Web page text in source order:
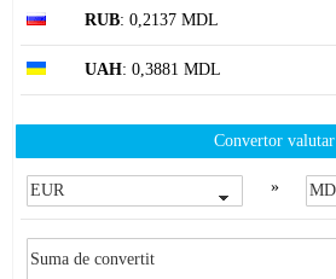
RUB: 0,2137 MDL
UAH: 0,3881 MDL
Convertor valutar
»